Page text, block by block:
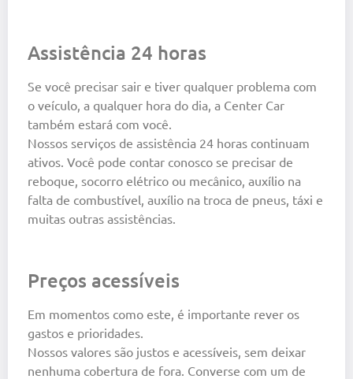
Assistência 24 horas
Se você precisar sair e tiver qualquer problema com
o veículo, a qualquer hora do dia, a Center Car
também estará com você.
Nossos serviços de assistência 24 horas continuam
ativos. Você pode contar conosco se precisar de
reboque, socorro elétrico ou mecânico, auxílio na
falta de combustível, auxílio na troca de pneus, táxi e
muitas outras assistências.
Preços acessíveis
Em momentos como este, é importante rever os
gastos e prioridades.
Nossos valores são justos e acessíveis, sem deixar
nenhuma cobertura de fora. Converse com um de